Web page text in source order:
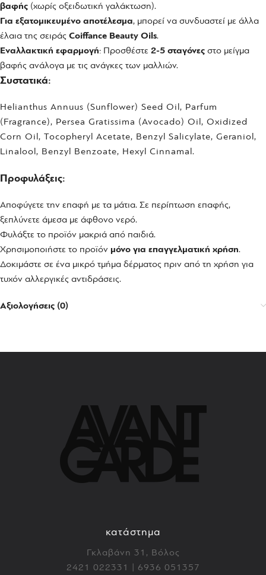
βαφής (χωρίς οξειδωτική γαλάκτωση).
Για εξατομικευμένο αποτέλεσμα, μπορεί να συνδυαστεί με άλλα
έλαια της σειράς Coiffance Beauty Oils.
Εναλλακτική εφαρμογή: Προσθέστε 2-5 σταγόνες στο μείγμα
βαφής ανάλογα με τις ανάγκες των μαλλιών.
Συστατικά:
Helianthus Annuus (Sunflower) Seed Oil, Parfum
(Fragrance), Persea Gratissima (Avocado) Oil, Oxidized
Corn Oil, Tocopheryl Acetate, Benzyl Salicylate, Geraniol,
Linalool, Benzyl Benzoate, Hexyl Cinnamal.
Προφυλάξεις:
Αποφύγετε την επαφή με τα μάτια. Σε περίπτωση επαφής,
ξεπλύνετε άμεσα με άφθονο νερό.
Φυλάξτε το προϊόν μακριά από παιδιά.
Χρησιμοποιήστε το προϊόν μόνο για επαγγελματική χρήση.
Δοκιμάστε σε ένα μικρό τμήμα δέρματος πριν από τη χρήση για
τυχόν αλλεργικές αντιδράσεις.
Αξιολογήσεις (0)
κατάστημα
Γκλαβάνη 31, Βόλος
2421 022331 | 6936 051357